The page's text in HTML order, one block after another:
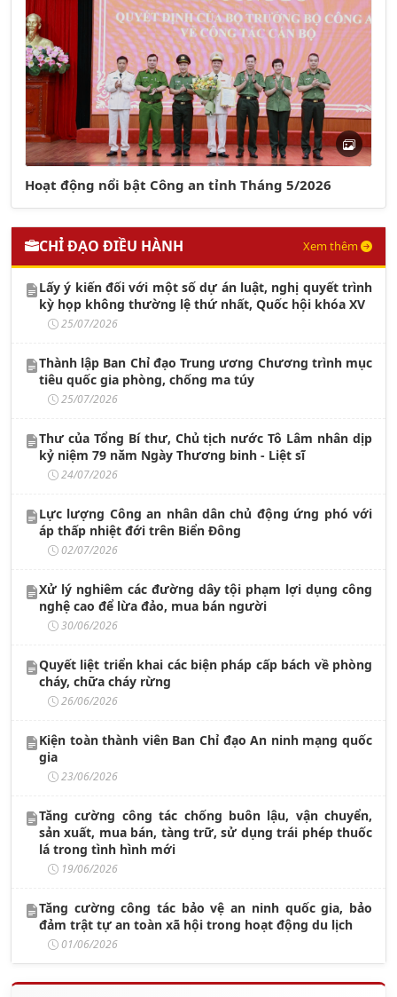
Hoạt động nổi bật Công an tỉnh Tháng 5/2026
CHỈ ĐẠO ĐIỀU HÀNH Xem thêm
Lấy ý kiến đối với một số dự án luật, nghị quyết trình
kỳ họp không thường lệ thứ nhất, Quốc hội khóa XV
25/07/2026
Thành lập Ban Chỉ đạo Trung ương Chương trình mục
tiêu quốc gia phòng, chống ma túy
25/07/2026
Thư của Tổng Bí thư, Chủ tịch nước Tô Lâm nhân dịp
kỷ niệm 79 năm Ngày Thương binh - Liệt sĩ
24/07/2026
Lực lượng Công an nhân dân chủ động ứng phó với
áp thấp nhiệt đới trên Biển Đông
02/07/2026
Xử lý nghiêm các đường dây tội phạm lợi dụng công
nghệ cao để lừa đảo, mua bán người
30/06/2026
Quyết liệt triển khai các biện pháp cấp bách về phòng
cháy, chữa cháy rừng
26/06/2026
Kiện toàn thành viên Ban Chỉ đạo An ninh mạng quốc
gia
23/06/2026
Tăng cường công tác chống buôn lậu, vận chuyển,
sản xuất, mua bán, tàng trữ, sử dụng trái phép thuốc
lá trong tình hình mới
19/06/2026
Tăng cường công tác bảo vệ an ninh quốc gia, bảo
đảm trật tự an toàn xã hội trong hoạt động du lịch
01/06/2026